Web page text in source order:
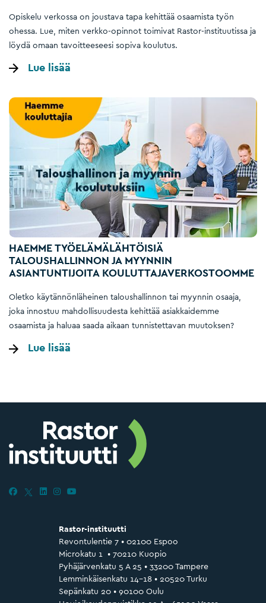
Opiskelu verkossa on joustava tapa kehittää osaamista työn
ohessa. Lue, miten verkko-opinnot toimivat Rastor-instituutissa ja
löydä omaan tavoitteeseesi sopiva koulutus.
Lue lisää
HAEMME TYÖELÄMÄLÄHTÖISIÄ
TALOUSHALLINNON JA MYYNNIN
ASIANTUNTIJOITA KOULUTTAJAVERKOSTOOMME
Oletko käytännönläheinen taloushallinnon tai myynnin osaaja,
joka innostuu mahdollisuudesta kehittää asiakkaidemme
osaamista ja haluaa saada aikaan tunnistettavan muutoksen?
Lue lisää
Rastor-instituutti
Revontulentie 7 • 02100 Espoo
Microkatu 1 • 70210 Kuopio
Pyhäjärvenkatu 5 A 25 • 33200 Tampere
Lemminkäisenkatu 14–18 • 20520 Turku
Sepänkatu 20 • 90100 Oulu